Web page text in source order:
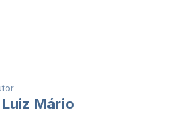
Luiz Mário